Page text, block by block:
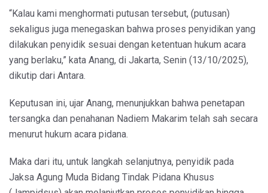
“Kalau kami menghormati putusan tersebut, (putusan)
sekaligus juga menegaskan bahwa proses penyidikan yang
dilakukan penyidik sesuai dengan ketentuan hukum acara
yang berlaku,” kata Anang, di Jakarta, Senin (13/10/2025),
dikutip dari Antara.
Keputusan ini, ujar Anang, menunjukkan bahwa penetapan
tersangka dan penahanan Nadiem Makarim telah sah secara
menurut hukum acara pidana.
Maka dari itu, untuk langkah selanjutnya, penyidik pada
Jaksa Agung Muda Bidang Tindak Pidana Khusus